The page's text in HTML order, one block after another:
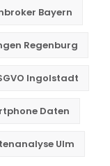
Bayern
Regenburg
Ingolstadt
Daten
Ulm